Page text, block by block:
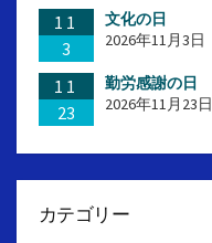
11
3
文化の日
2026年11月3日
11
23
勤労感謝の日
2026年11月23日
カテゴリー